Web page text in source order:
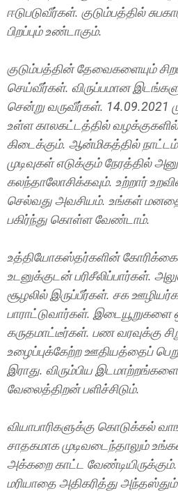
ஈடுபடுவீர்கள். குடும்பத்தில்
பிறப்பும் உண்டாகும்.
குடும்பத்தின் தேவைகளையும்
செய்வீர்கள். விருப்பமான
சென்று வருவீர்கள். 14.09.2021
உள்ள காலகட்டத்தில்
கிடைக்கும். ஆன்மிகத்தில் நாட்டம்
முடிவுகள் எடுக்கும் நேரத்தில்
கலந்தாலோசிக்கவும். உற்றார்
செல்வது அவசியம். உங்கள்
பகிர்ந்து கொள்ள வேண்டாம்.
உத்தியோகஸ்தர்களின்
உடனுக்குடன் பரிசீலிப்பார்கள்.
சூழலில் இருப்பீர்கள். சக
பாராட்டுவார்கள். இடையூறுகளை
கருதமாட்டீர்கள். பண வரவுக்கு
உழைப்புக்கேற்ற ஊதியத்தைப்
இராது. விரும்பிய
வேலைத்திறன் பளிச்சிடும்.
வியாபாரிகளுக்கு கொடுக்கல்
சாதகமாக முடிவடைந்தாலும்
அக்கறை காட்ட வேண்டியிருக்கும்.
மரியாதை அதிகரித்து அந்தஸ்தும்